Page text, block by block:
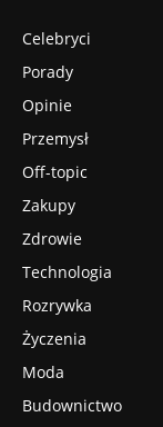
Celebryci
Porady
Opinie
Przemysł
Off-topic
Zakupy
Zdrowie
Technologia
Rozrywka
Życzenia
Moda
Budownictwo